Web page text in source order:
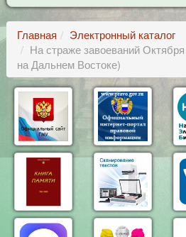
Главная
Электронный каталог
На страже завоеваний
на Дальнем Востоке)